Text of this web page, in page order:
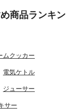
商品ランキン
ムクッカー
電気ケトル
ジューサー
サー